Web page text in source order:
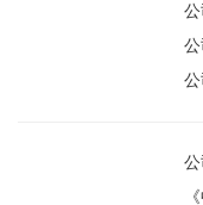
公
公
公
公司信息披
《中国证券